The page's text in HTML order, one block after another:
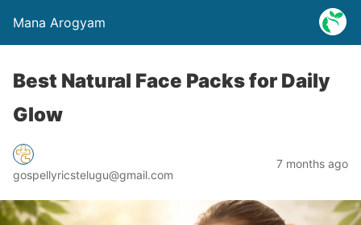
Mana Arogyam
Best Natural Face Packs for Daily
Glow
gospellyricstelugu@gmail.com
7 months ago